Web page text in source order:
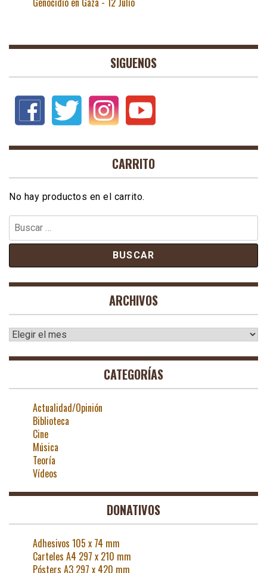
SIGUENOS
CARRITO
No hay productos en el carrito.
Buscar:
ARCHIVOS
Archivos
CATEGORÍAS
Actualidad/Opinión
Biblioteca
Cine
Música
Teoría
Vídeos
DONATIVOS
Adhesivos 105 x 74 mm
Carteles A4 297 x 210 mm
Pósters A3 297 x 420 mm